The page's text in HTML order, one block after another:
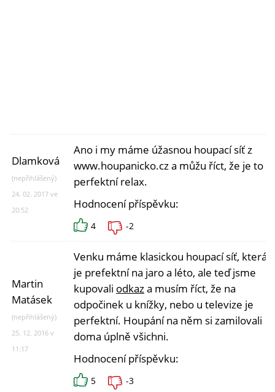
Dlamková
(nepřihlášený)
24. 02. 2017 ve
20:52
Ano i my máme úžasnou houpací síť z
www.houpanicko.cz a můžu říct, že je to
perfektní relax.
Hodnocení příspěvku:
4 -2
Martin
Matásek
(nepřihlášený)
25. 12. 2016 v
11:17
Venku máme klasickou houpací síť, která
je prefektní na jaro a léto, ale teď jsme
kupovali odkaza musím říct, že na
odpočinek u knížky, nebo u televize je
perfektní. Houpání na něm si zamilovali
doma úplně všichni.
Hodnocení příspěvku:
5 -3